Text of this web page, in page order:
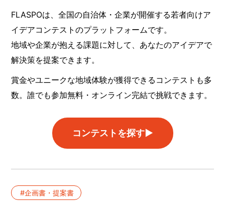
FLASPOは、全国の自治体・企業が開催する若者向けア
イデアコンテストのプラットフォームです。
地域や企業が抱える課題に対して、あなたのアイデアで
解決策を提案できます。
賞金やユニークな地域体験が獲得できるコンテストも多
数。誰でも参加無料・オンライン完結で挑戦できます。
コンテストを探す▶︎
企画書・提案書